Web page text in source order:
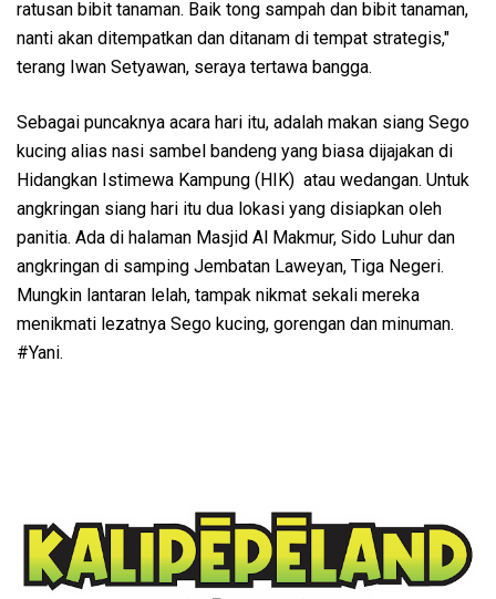
ratusan bibit tanaman. Baik tong sampah dan bibit tanaman,
nanti akan ditempatkan dan ditanam di tempat strategis,"
terang Iwan Setyawan, seraya tertawa bangga.
Sebagai puncaknya acara hari itu, adalah makan siang Sego
kucing alias nasi sambel bandeng yang biasa dijajakan di
Hidangkan Istimewa Kampung (HIK) atau wedangan. Untuk
angkringan siang hari itu dua lokasi yang disiapkan oleh
panitia. Ada di halaman Masjid Al Makmur, Sido Luhur dan
angkringan di samping Jembatan Laweyan, Tiga Negeri.
Mungkin lantaran lelah, tampak nikmat sekali mereka
menikmati lezatnya Sego kucing, gorengan dan minuman.
#Yani.